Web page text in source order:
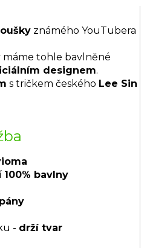
známého YouTubera
máme tohle bavlněné
designem.
s tričkem českého Lee Sin
100% bavlny
- drží tvar